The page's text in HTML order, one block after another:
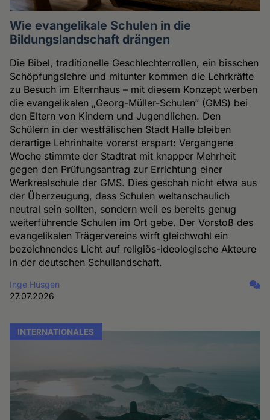
Wie evangelikale Schulen in die
Bildungslandschaft drängen
Die Bibel, traditionelle Geschlechterrollen, ein bisschen
Schöpfungslehre und mitunter kommen die Lehrkräfte
zu Besuch im Elternhaus – mit diesem Konzept werben
die evangelikalen „Georg-Müller-Schulen“ (GMS) bei
den Eltern von Kindern und Jugendlichen. Den
Schülern in der westfälischen Stadt Halle bleiben
derartige Lehrinhalte vorerst erspart: Vergangene
Woche stimmte der Stadtrat mit knapper Mehrheit
gegen den Prüfungsantrag zur Errichtung einer
Werkrealschule der GMS. Dies geschah nicht etwa aus
der Überzeugung, dass Schulen weltanschaulich
neutral sein sollten, sondern weil es bereits genug
weiterführende Schulen im Ort gebe. Der Vorstoß des
evangelikalen Trägervereins wirft gleichwohl ein
bezeichnendes Licht auf religiös-ideologische Akteure
in der deutschen Schullandschaft.
Inge Hüsgen
27.07.2026
INTERNATIONALES